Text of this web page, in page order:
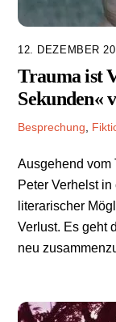
12. DEZEMBER
Trauma ist
Sekunden«
Besprechung
Ausgehend vom
Peter Verhelst
literarischer
Verlust. Es geht
neu